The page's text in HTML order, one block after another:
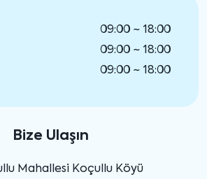
09:00 ~ 18:00
09:00 ~ 18:00
09:00 ~ 18:00
Bize Ulaşın
Mahallesi Koçullu Köyü